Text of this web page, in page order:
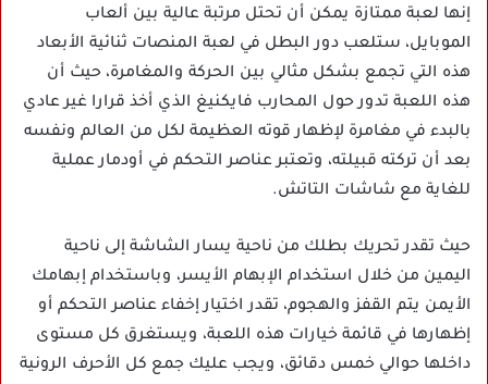
إنها لعبة ممتازة يمكن أن تحتل مرتبة عالية بين ألعاب
الموبايل، ستلعب دور البطل في لعبة المنصات ثنائية الأبعاد
هذه التي تجمع بشكل مثالي بين الحركة والمغامرة، حيث أن
هذه اللعبة تدور حول المحارب فايكنيغ الذي أخذ قرارا غير عادي
بالبدء في مغامرة لإظهار قوته العظيمة لكل من العالم ونفسه
بعد أن تركته قبيلته، وتعتبر عناصر التحكم في أودمار عملية
للغاية مع شاشات التاتش.
حيث تقدر تحريك بطلك من ناحية يسار الشاشة إلى ناحية
اليمين من خلال استخدام الإبهام الأيسر، وباستخدام إبهامك
الأيمن يتم القفز والهجوم، تقدر اختيار إخفاء عناصر التحكم أو
إظهارها في قائمة خيارات هذه اللعبة، ويستغرق كل مستوى
داخلها حوالي خمس دقائق، ويجب عليك جمع كل الأحرف الرونية